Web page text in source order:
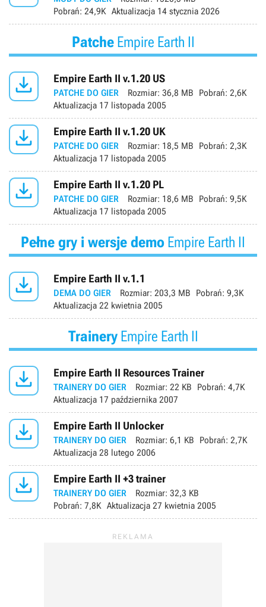
Pobrań: 24,9K Aktualizacja 14 stycznia 2026
PatcheEmpire Earth II
 Empire Earth II v.1.20 US
PATCHE DO GIER Rozmiar: 36,8 MB Pobrań: 2,6K
Aktualizacja 17 listopada 2005
 Empire Earth II v.1.20 UK
PATCHE DO GIER Rozmiar: 18,5 MB Pobrań: 2,3K
Aktualizacja 17 listopada 2005
 Empire Earth II v.1.20 PL
PATCHE DO GIER Rozmiar: 18,6 MB Pobrań: 9,5K
Aktualizacja 17 listopada 2005
Pełne gry i wersje demo Empire Earth II
 Empire Earth II v.1.1
DEMA DO GIER Rozmiar: 203,3 MB Pobrań: 9,3K
Aktualizacja 22 kwietnia 2005
TraineryEmpire Earth II
 Empire Earth II Resources Trainer
TRAINERY DO GIER Rozmiar: 22 KB Pobrań: 4,7K
Aktualizacja 17 października 2007
 Empire Earth II Unlocker
TRAINERY DO GIER Rozmiar: 6,1 KB Pobrań: 2,7K
Aktualizacja 28 lutego 2006
 Empire Earth II +3 trainer
TRAINERY DO GIER Rozmiar: 32,3 KB
Pobrań: 7,8K Aktualizacja 27 kwietnia 2005